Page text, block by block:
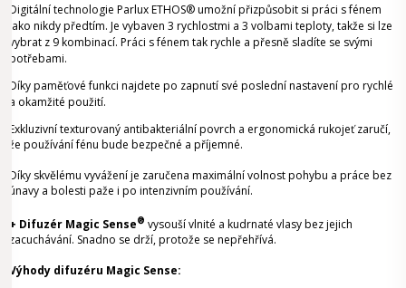
Digitální technologie Parlux ETHOS® umožní přizpůsobit si práci s fénem
jako nikdy předtím. Je vybaven 3 rychlostmi a 3 volbami teploty, takže si lze
vybrat z 9 kombinací. Práci s fénem tak rychle a přesně sladíte se svými
potřebami.
Díky paměťové funkci najdete po zapnutí své poslední nastavení pro rychlé
a okamžité použití.
Exkluzivní texturovaný antibakteriální povrch a ergonomická rukojeť zaručí,
že používání fénu bude bezpečné a příjemné.
Díky skvělému vyvážení je zaručena maximální volnost pohybu a práce bez
únavy a bolesti paže i po intenzivním používání.
+ Difuzér Magic Sense® vysouší vlnité a kudrnaté vlasy bez jejich
zacuchávání. Snadno se drží, protože se nepřehřívá.
Výhody difuzéru Magic Sense: